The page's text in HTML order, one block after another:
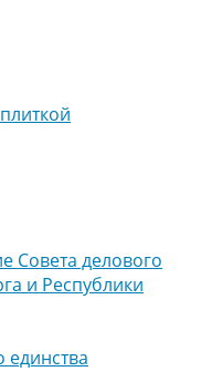
Совета делового
и Республики